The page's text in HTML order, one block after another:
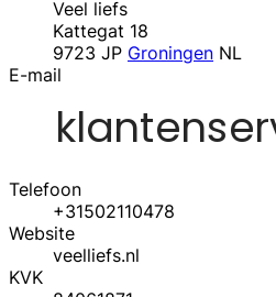
Veel liefs
Kattegat 18
9723 JP Groningen NL
E-mail
Telefoon
+31502110478
Website
veelliefs.nl
KVK